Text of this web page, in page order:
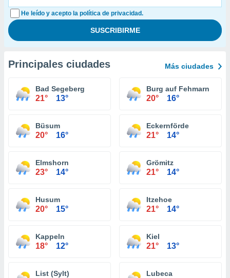
He leído y acepto la política de privacidad.
Principales ciudades Más ciudades
Bad Segeberg
21° 13°
Burg auf Fehmarn
20° 16°
Büsum
20° 16°
Eckernförde
21° 14°
Elmshorn
23° 14°
Grömitz
21° 14°
Husum
20° 15°
Itzehoe
21° 14°
Kappeln
18° 12°
Kiel
21° 13°
List (Sylt) Lubeca